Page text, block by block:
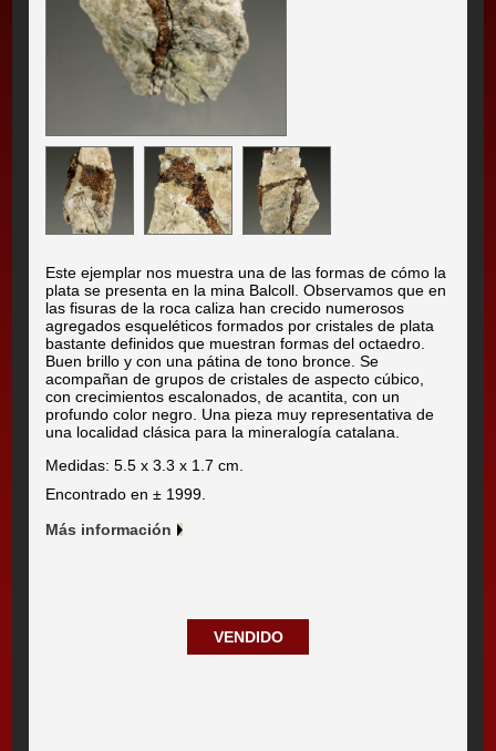
Este ejemplar nos muestra una de las formas de cómo la
plata se presenta en la mina Balcoll. Observamos que en
las fisuras de la roca caliza han crecido numerosos
agregados esqueléticos formados por cristales de plata
bastante definidos que muestran formas del octaedro.
Buen brillo y con una pátina de tono bronce. Se
acompañan de grupos de cristales de aspecto cúbico,
con crecimientos escalonados, de acantita, con un
profundo color negro. Una pieza muy representativa de
una localidad clásica para la mineralogía catalana.
Medidas: 5.5 x 3.3 x 1.7 cm.
Encontrado en ± 1999.
Más información
VENDIDO